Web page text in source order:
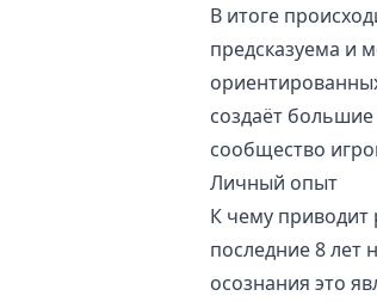
В итоге
предсказуема и
создаёт
сообщество
Личный опыт
К чему приводит
последние 8 лет
осознания это